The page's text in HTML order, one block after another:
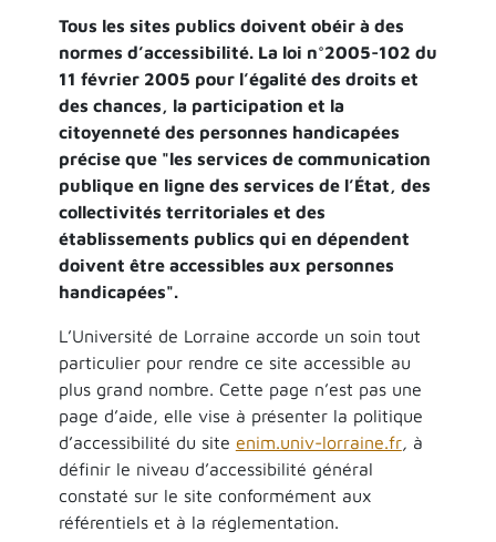
Tous les sites publics doivent obéir à des
normes d’accessibilité. La loi n°2005-102 du
11 février 2005 pour l’égalité des droits et
des chances, la participation et la
citoyenneté des personnes handicapées
précise que "les services de communication
publique en ligne des services de l’État, des
collectivités territoriales et des
établissements publics qui en dépendent
doivent être accessibles aux personnes
handicapées".
L’Université de Lorraine accorde un soin tout
particulier pour rendre ce site accessible au
plus grand nombre. Cette page n’est pas une
page d’aide, elle vise à présenter la politique
d’accessibilité du site enim.univ-lorraine.fr, à
définir le niveau d’accessibilité général
constaté sur le site conformément aux
référentiels et à la réglementation.